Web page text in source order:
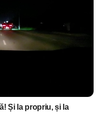
Și la propriu, și la